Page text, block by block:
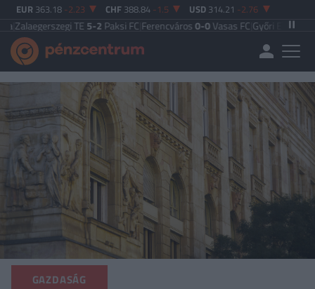
EUR 363.18 -2.23 CHF 388.84 -1.5 USD 314.21 -2.76
TE5-2Paksi FC| Ferencváros 0-0Vasas FC|Győri ETO FC 4-0
GAZDASÁG